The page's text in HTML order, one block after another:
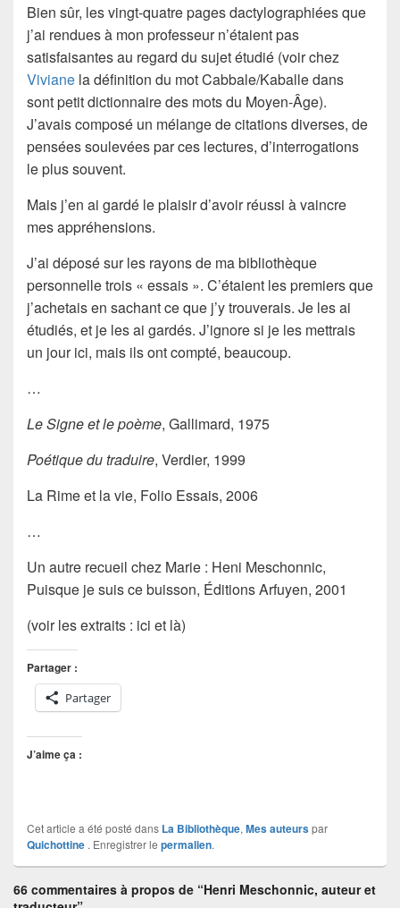
Bien sûr, les vingt-quatre pages dactylographiées que
j’ai rendues à mon professeur n’étaient pas
satisfaisantes au regard du sujet étudié (voir chez
Viviane la définition du mot Cabbale/Kaballe dans
sont petit dictionnaire des mots du Moyen-Âge).
J’avais composé un mélange de citations diverses, de
pensées soulevées par ces lectures, d’interrogations
le plus souvent.
Mais j’en ai gardé le plaisir d’avoir réussi à vaincre
mes appréhensions.
J’ai déposé sur les rayons de ma bibliothèque
personnelle trois « essais ». C’étaient les premiers que
j’achetais en sachant ce que j’y trouverais. Je les ai
étudiés, et je les ai gardés. J’ignore si je les mettrais
un jour ici, mais ils ont compté, beaucoup.
…
Le Signe et le poème, Gallimard, 1975
Poétique du traduire, Verdier, 1999
La Rime et la vie, Folio Essais, 2006
…
Un autre recueil chez Marie : Heni Meschonnic,
Puisque je suis ce buisson, Éditions Arfuyen, 2001
(voir les extraits : ici et là)
Partager :
Partager
J’aime ça :
Cet article a été posté dans La Bibliothèque, Mes auteurspar
Quichottine . Enregistrer le permalien.
66 commentaires à propos de “Henri Meschonnic, auteur et